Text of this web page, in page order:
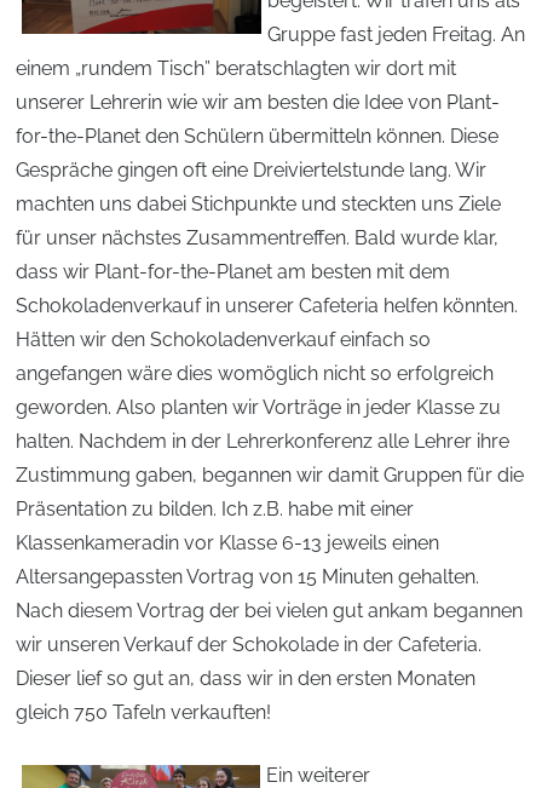
Gruppe fast jeden Freitag. An
einem „rundem Tisch” beratschlagten wir dort mit
unserer Lehrerin wie wir am besten die Idee von Plant-
for-the-Planet den Schülern übermitteln können. Diese
Gespräche gingen oft eine Dreiviertelstunde lang. Wir
machten uns dabei Stichpunkte und steckten uns Ziele
für unser nächstes Zusammentreffen. Bald wurde klar,
dass wir Plant-for-the-Planet am besten mit dem
Schokoladenverkauf in unserer Cafeteria helfen könnten.
Hätten wir den Schokoladenverkauf einfach so
angefangen wäre dies womöglich nicht so erfolgreich
geworden. Also planten wir Vorträge in jeder Klasse zu
halten. Nachdem in der Lehrerkonferenz alle Lehrer ihre
Zustimmung gaben, begannen wir damit Gruppen für die
Präsentation zu bilden. Ich z.B. habe mit einer
Klassenkameradin vor Klasse 6-13 jeweils einen
Altersangepassten Vortrag von 15 Minuten gehalten.
Nach diesem Vortrag der bei vielen gut ankam begannen
wir unseren Verkauf der Schokolade in der Cafeteria.
Dieser lief so gut an, dass wir in den ersten Monaten
gleich 750 Tafeln verkauften!
Ein weiterer